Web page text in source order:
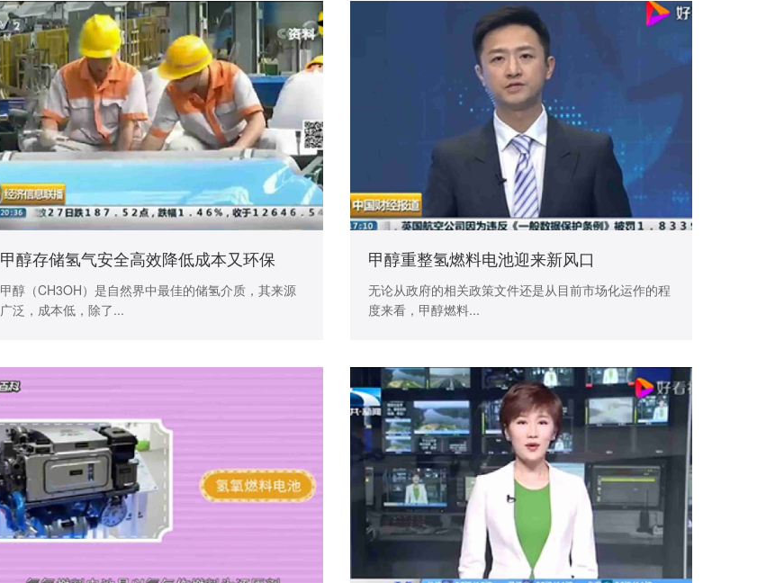
甲醇存储氢气安全高效降低成本又环保
甲醇（CH3OH）是自然界中最佳的储氢介质，其来源
广泛，成本低，除了...
甲醇重整氢燃料电池迎来新风口
无论从政府的相关政策文件还是从目前市场化运作的程
度来看，甲醇燃料...